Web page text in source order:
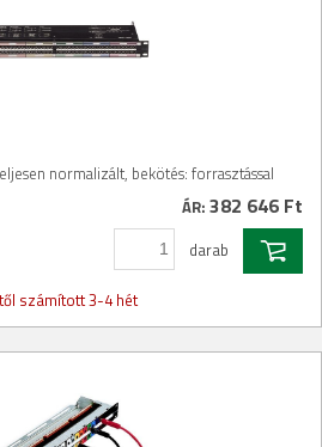
normalizált, bekötés: forrasztással
ÁR: 382 646 Ft
darab
számított 3-4 hét